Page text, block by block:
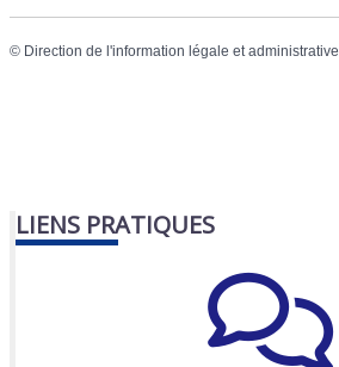
© Direction de l'information légale et administrative
LIENS PRATIQUES